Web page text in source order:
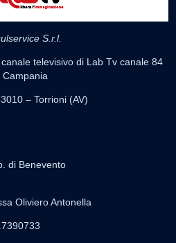
S.r.l.
televisivo di Lab Tv canale 84
– Torrioni (AV)
di Benevento
Oliviero Antonella